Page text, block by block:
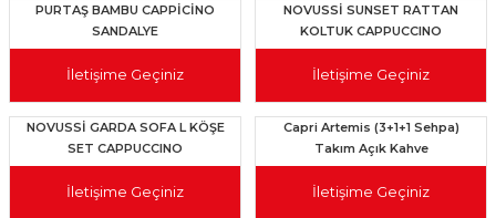
PURTAŞ BAMBU CAPPİCİNO
SANDALYE
İletişime Geçiniz
NOVUSSİ SUNSET RATTAN
KOLTUK CAPPUCCINO
İletişime Geçiniz
NOVUSSİ GARDA SOFA L KÖŞE
SET CAPPUCCINO
İletişime Geçiniz
Capri Artemis (3+1+1 Sehpa)
Takım Açık Kahve
İletişime Geçiniz